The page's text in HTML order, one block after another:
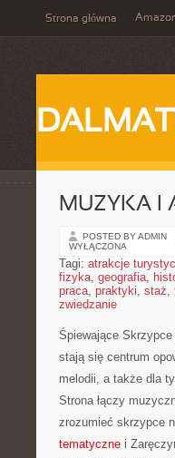
Strona główna
MUZYKA I
POSTED BY ADMIN
WYŁĄCZONA
Tagi: atrakcje
fizyka, geografia,
praca, praktyki, staż,
zwiedzanie
Śpiewające
stają się centrum
melodii, a także dla
Strona łączy
zrozumieć skrzypce
tematyczne i